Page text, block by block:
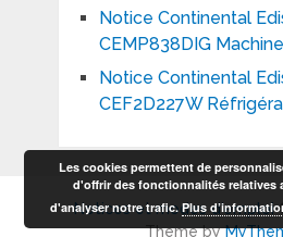
Notice Continental
CEMP838DIG
Notice Continental
CEF2D227W
Notices et modes d'emploi
Theme by
Les cookies permettent de
d'offrir des fonctionnalités relatives
d'analyser notre trafic.Plus